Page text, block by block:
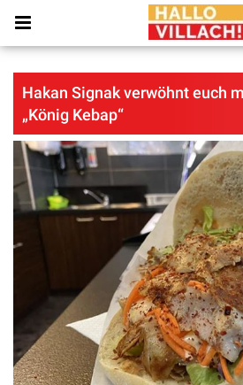
Hakan Signak verwöhnt euch
„König Kebap“